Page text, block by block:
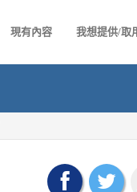
現有內容 我想提供/取